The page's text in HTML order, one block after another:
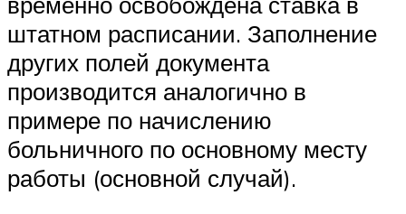
штатном расписании. Заполнение
других полей документа
производится аналогично в
примере по начислению
больничного по основному месту
работы (основной случай).